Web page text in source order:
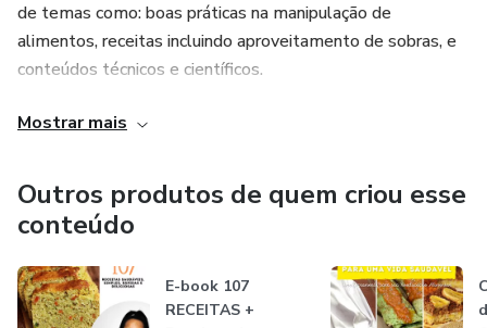
de temas como: boas práticas na manipulação de
alimentos, receitas incluindo aproveitamento de sobras, e
conteúdos técnicos e científicos.
A responsabilidade social também é uma das minhas
conhecimento sobre o aproveitamento integral dos
alimentos, minimizando o desperdício de partes nutritivas
que normalmente são descartadas.
Mostrar mais
Outros produtos de quem criou esse
conteúdo
E-book 107
RECEITAS +